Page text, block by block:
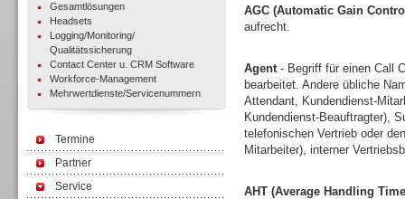
Gesamtlösungen
Headsets
Logging/Monitoring/
Qualitätssicherung
Contact Center u. CRM Software
Workforce-Management
Mehrwertdienste/Servicenummern
Termine
Partner
Service
AGC (Automatic Gain
aufrecht.
Agent- Begriff für einen Call
bearbeitet. Andere übliche
Attendant, Kundendienst-
Kundendienst-Beauftragter),
telefonischen Vertrieb oder
Mitarbeiter), interner
AHT (Average Handling